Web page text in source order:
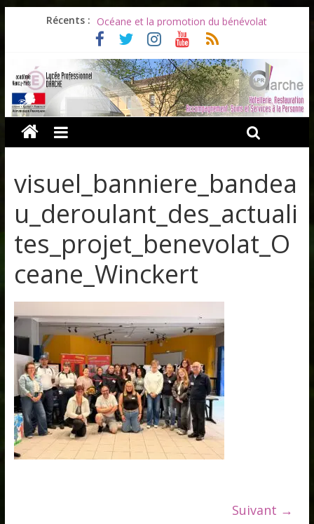
Récents :
Océane et la promotion du bénévolat
Bonnes vacances à tous !
Infos rentrée septembre 2026
Soirée d’adieux au Lycée Darche
visuel_banniere_bandea
u_deroulant_des_actuali
tes_projet_benevolat_O
ceane_Winckert
Suivant →